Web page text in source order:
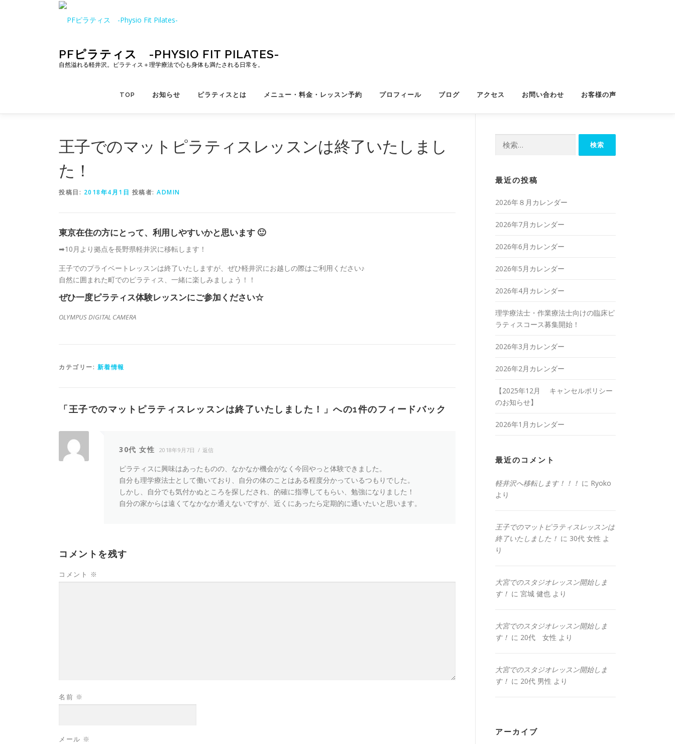
PFピラティス -PHYSIO FIT PILATES-
自然溢れる軽井沢。ピラティス＋理学療法で心も身体も満たされる日常を。
TOP お知らせ ピラティスとは メニュー・料金・レッスン予約 プロフィール ブログ アクセス お問い合わせ お客様の声
王子でのマットピラティスレッスンは終了いたしまし
た！
投稿日: 2018年4月1日 投稿者: ADMIN
東京在住の方にとって、利用しやすいかと思います 🙂
➡︎10月より拠点を長野県軽井沢に移転します！
王子でのプライベートレッスンは終了いたしますが、ぜひ軽井沢にお越しの際はご利用ください♪
自然に囲まれた町でのピラティス、一緒に楽しみましょう！！
ぜひ一度ピラティス体験レッスンにご参加ください☆
OLYMPUS DIGITAL CAMERA
カテゴリー: 新着情報
「王子でのマットピラティスレッスンは終了いたしました！ 」への1件のフィードバック
30代 女性 2018年9月7日 返信
ピラティスに興味はあったものの、なかなか機会がなく今回やっと体験できました。
自分も理学療法士として働いており、自分の体のことはある程度分かっているつもりでした。
しかし、自分でも気付かぬところを探しだされ、的確に指導してもらい、勉強になりました！
自分の家からは遠くてなかなか通えないですが、近くにあったら定期的に通いたいと思います。
コメントを残す
コメント ※
名前 ※
メール ※
最近の投稿
2026年８月カレンダー
2026年7月カレンダー
2026年6月カレンダー
2026年5月カレンダー
2026年4月カレンダー
理学療法士・作業療法士向けの臨床ピ
ラティスコース募集開始！
2026年3月カレンダー
2026年2月カレンダー
【2025年12月 キャンセルポリシー
のお知らせ】
2026年1月カレンダー
最近のコメント
軽井沢へ移転します！！！ に Ryoko
より
王子でのマットピラティスレッスンは
終了いたしました！ に 30代 女性 よ
り
大宮でのスタジオレッスン開始しま
す！ に 宮城 健也 より
大宮でのスタジオレッスン開始しま
す！ に 20代 女性 より
大宮でのスタジオレッスン開始しま
す！ に 20代 男性 より
アーカイブ